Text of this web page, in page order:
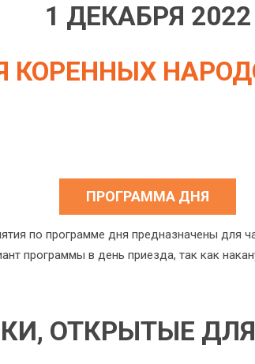
1 ДЕКАБРЯ 2022
КОРЕННЫХ
ПРОГРАММА ДНЯ
по программе дня предназначены для
программы в день приезда, так как
ОТКРЫТЫЕ